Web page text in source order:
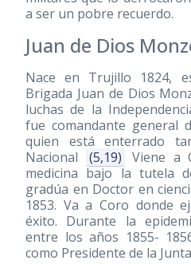
a ser un pobre recuerdo.
Juan de Dios
Nace en Trujillo 1824,
Brigada Juan de Dios
luchas de la
fue comandante general
quien está enterrado
Nacional
(5,19)
Viene a
medicina bajo la tutela
gradúa en Doctor en
1853. Va a Coro donde
éxito. Durante la
entre los años 1855-
como Presidente de la